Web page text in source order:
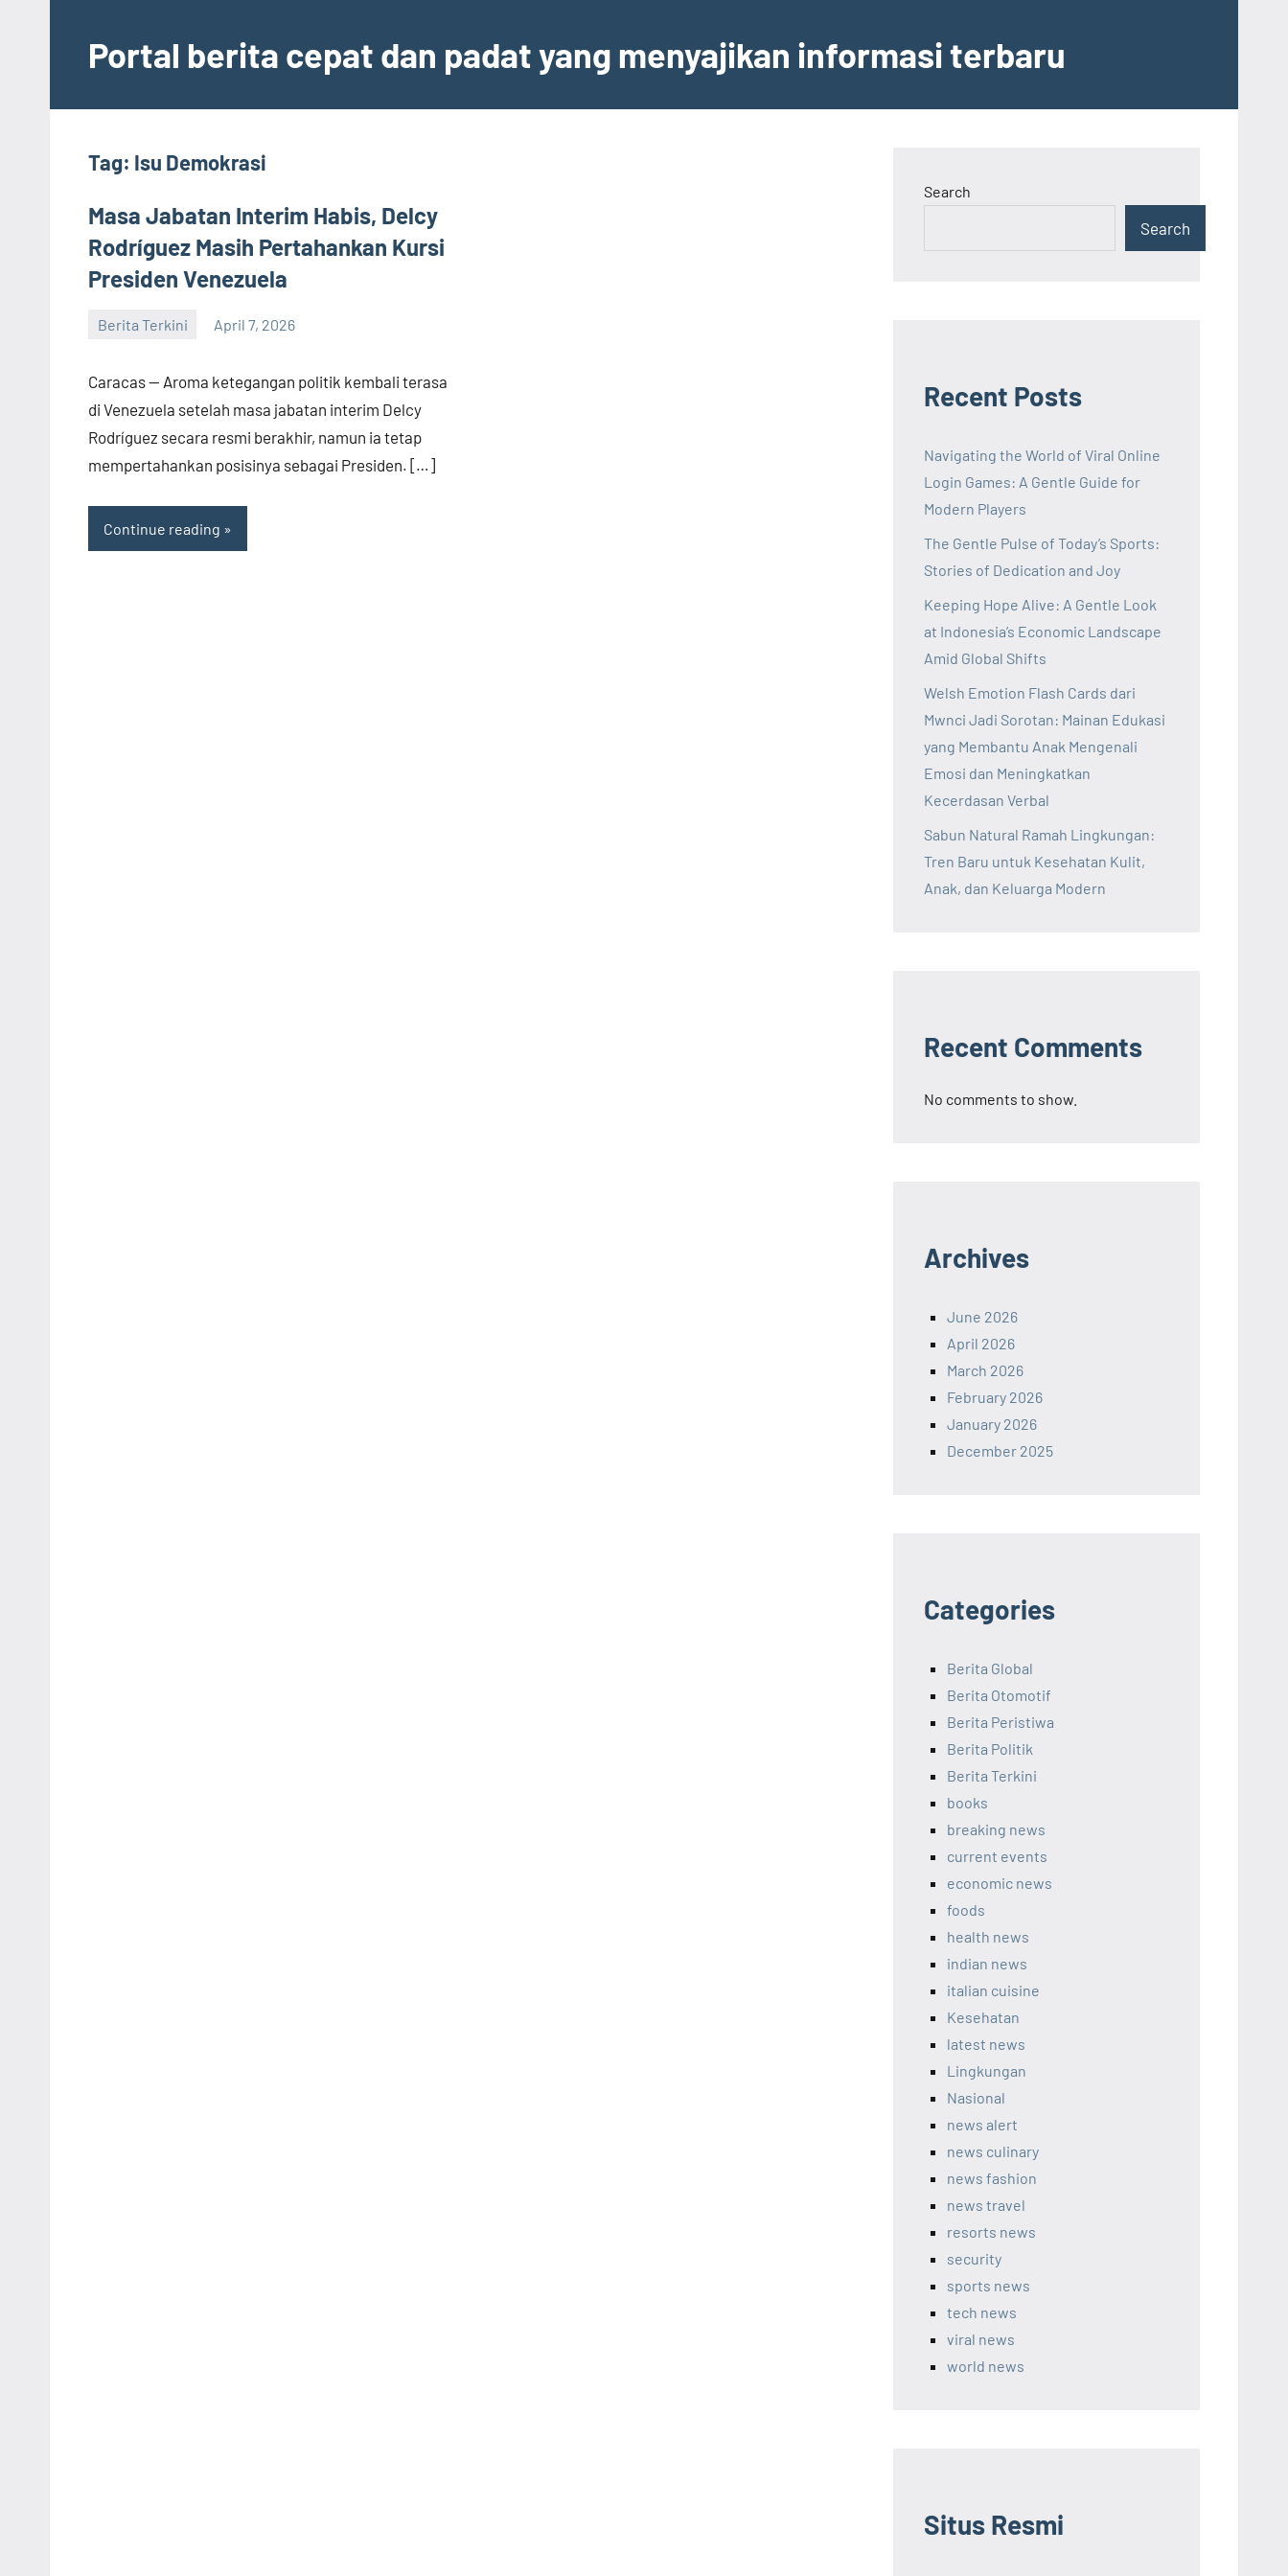
contentPortal berita cepat dan padat yang menyajikan informasi terbaru
Tag: Isu Demokrasi
Masa Jabatan Interim Habis, Delcy
Rodríguez Masih Pertahankan Kursi
Presiden Venezuela
Berita Terkini April 7, 2026
Caracas — Aroma ketegangan politik kembali terasa
di Venezuela setelah masa jabatan interim Delcy
Rodríguez secara resmi berakhir, namun ia tetap
mempertahankan posisinya sebagai Presiden. […]
Continue reading
Search
Search
Recent Posts
Navigating the World of Viral Online
Login Games: A Gentle Guide for
Modern Players
The Gentle Pulse of Today’s Sports:
Stories of Dedication and Joy
Keeping Hope Alive: A Gentle Look
at Indonesia’s Economic Landscape
Amid Global Shifts
Welsh Emotion Flash Cards dari
Mwnci Jadi Sorotan: Mainan Edukasi
yang Membantu Anak Mengenali
Emosi dan Meningkatkan
Kecerdasan Verbal
Sabun Natural Ramah Lingkungan:
Tren Baru untuk Kesehatan Kulit,
Anak, dan Keluarga Modern
Recent Comments
No comments to show.
Archives
June 2026
April 2026
March 2026
February 2026
January 2026
December 2025
Categories
Berita Global
Berita Otomotif
Berita Peristiwa
Berita Politik
Berita Terkini
books
breaking news
current events
economic news
foods
health news
indian news
italian cuisine
Kesehatan
latest news
Lingkungan
Nasional
news alert
news culinary
news fashion
news travel
resorts news
security
sports news
tech news
viral news
world news
Situs Resmi